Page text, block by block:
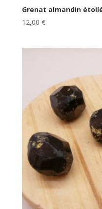
Grenat almandin
12,00 €